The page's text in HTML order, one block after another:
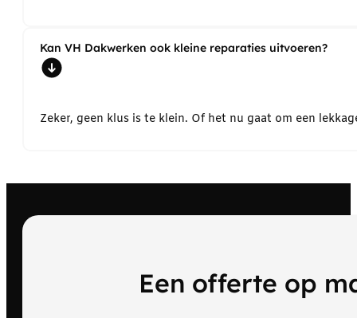
Kan VH Dakwerken ook kleine reparaties uitvoeren?
Zeker, geen klus is te klein. Of het nu gaat om een
Een offerte op